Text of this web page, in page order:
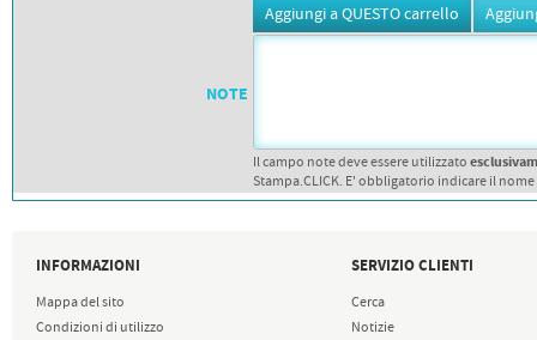
NOTE
Il campo note deve essere utilizzato
Stampa.CLICK. E' obbligatorio indicare il
INFORMAZIONI
Mappa del sito
Condizioni di utilizzo
SERVIZIO CLIENTI
Cerca
Notizie